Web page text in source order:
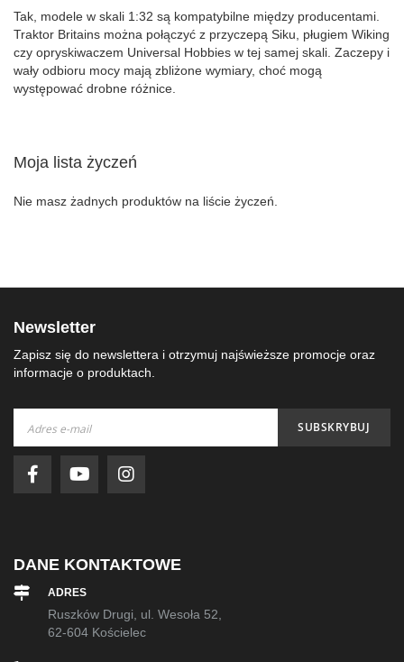
Tak, modele w skali 1:32 są kompatybilne między producentami.
Traktor Britains można połączyć z przyczepą Siku, pługiem Wiking
czy opryskiwaczem Universal Hobbies w tej samej skali. Zaczepy i
wały odbioru mocy mają zbliżone wymiary, choć mogą
występować drobne różnice.
Moja lista życzeń
Nie masz żadnych produktów na liście życzeń.
Newsletter
Zapisz się do newslettera i otrzymuj najświeższe promocje oraz
informacje o produktach.
nasz
newsletter:
SUBSKRYBUJ
DANE KONTAKTOWE
ADRES
Ruszków Drugi, ul. Wesoła 52,
62-604 Kościelec